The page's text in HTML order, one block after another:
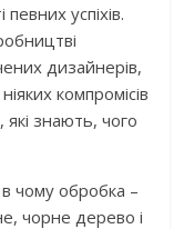
успіхів.
дизайнерів,
компромісів
знають, чого
чому обробка –
чорне дерево і